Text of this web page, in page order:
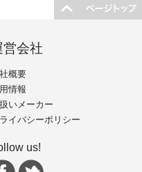
営会社
概要
情報
いメーカー
イバシーポリシー
us!